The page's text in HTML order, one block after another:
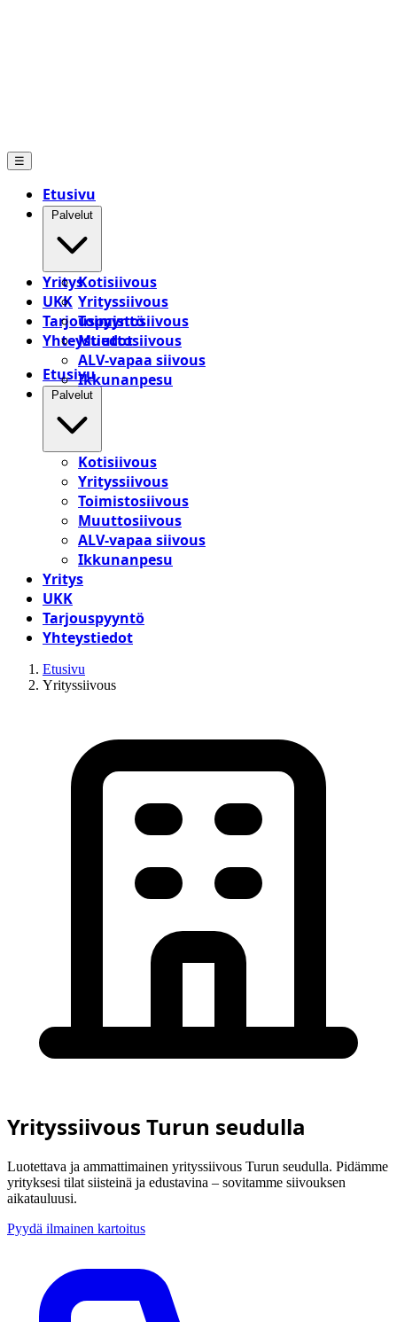
☰
Etusivu
Palvelut
Kotisiivous
Yrityssiivous
Toimistosiivous
Muuttosiivous
ALV-vapaa siivous
Ikkunanpesu
Yritys
UKK
Tarjouspyyntö
Yhteystiedot
Etusivu
Palvelut
Kotisiivous
Yrityssiivous
Toimistosiivous
Muuttosiivous
ALV-vapaa siivous
Ikkunanpesu
Yritys
UKK
Tarjouspyyntö
Yhteystiedot
Etusivu
Yrityssiivous
Yrityssiivous Turun seudulla
Luotettava ja ammattimainen yrityssiivous Turun seudulla. Pidämme
yrityksesi tilat siisteinä ja edustavina – sovitamme siivouksen
aikatauluusi.
Pyydä ilmainen kartoitus